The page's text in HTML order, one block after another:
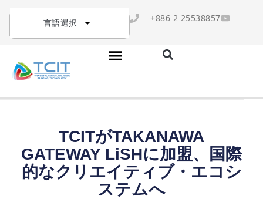
言語選択 +886 2 25538857
TCITがTAKANAWA
GATEWAY LiSHに加盟、国際
的なクリエイティブ・エコシ
ステムへ